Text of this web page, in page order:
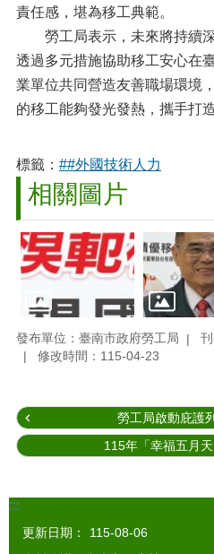
責任感，堪為移工典範。
勞工局表示，未來將持續深
透過多元措施協助移工安心在
業單位共同營造友善職場環境
的移工能夠發光發熱，攜手打
標籤： ##外國技術人力
相關圖片
發布單位：臺南市政府勞工局
修改時間：115-04-23
勞工局啟動庇護
115年「幸福五月
:::
更新日期：
115-08-06